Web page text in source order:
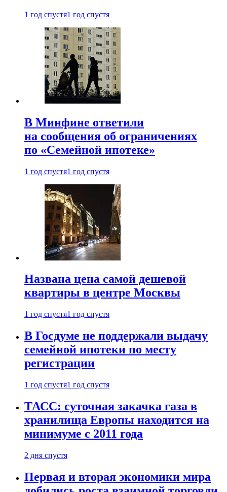
1 год спустя1 год спустя
В Минфине ответили
на сообщения об ограничениях
по «Семейной ипотеке»
1 год спустя1 год спустя
Названа цена самой дешевой
квартиры в центре Москвы
1 год спустя1 год спустя
В Госдуме не поддержали выдачу
семейной ипотеки по месту
регистрации
1 год спустя1 год спустя
ТАСС: суточная закачка газа в
хранилища Европы находится на
минимуме с 2011 года
2 дня спустя
Первая и вторая экономики мира